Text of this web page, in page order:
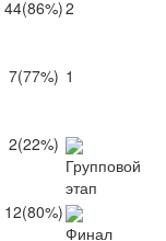
44(86%)2
7(77%) 1
2(22%)
12(80%)